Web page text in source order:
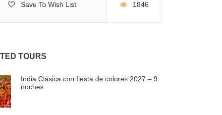
Save To Wish List 1846
TOURS
India Clásica con fiesta de colores 2027 – 9
noches